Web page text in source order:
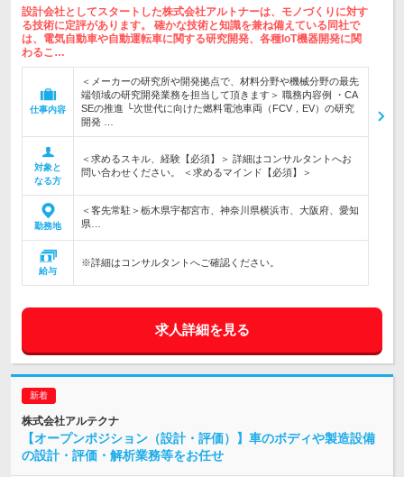
設計会社としてスタートした株式会社アルトナーは、モノづくりに対す
る技術に定評があります。 確かな技術と知識を兼ね備えている同社で
は、電気自動車や自動運転車に関する研究開発、各種IoT機器開発に関
わるこ…
仕事内容
＜メーカーの研究所や開発拠点で、材料分野や機械分野の最先
端領域の研究開発業務を担当して頂きます＞ 職務内容例 ・CA
SEの推進 └次世代に向けた燃料電池車両（FCV，EV）の研究
開発 …
対象と
なる方
＜求めるスキル、経験【必須】＞ 詳細はコンサルタントへお
問い合わせください。 ＜求めるマインド【必須】＞
勤務地
＜客先常駐＞栃木県宇都宮市、神奈川県横浜市、大阪府、愛知
県…
給与
※詳細はコンサルタントへご確認ください。
求人詳細を見る
株式会社アルテクナ
【オープンポジション（設計・評価）】車のボディや製造設備
の設計・評価・解析業務等をお任せ